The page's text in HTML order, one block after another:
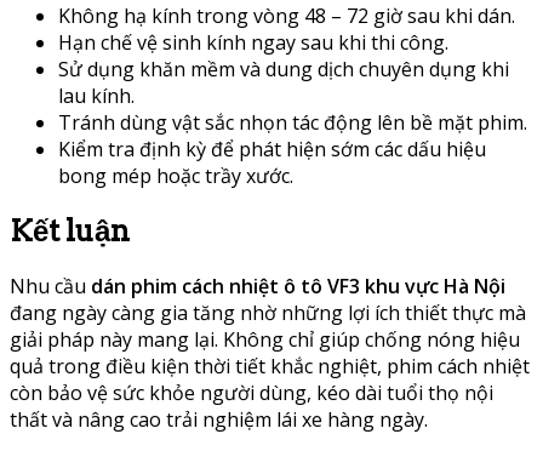
Không hạ kính trong vòng 48 – 72 giờ sau khi dán.
Hạn chế vệ sinh kính ngay sau khi thi công.
Sử dụng khăn mềm và dung dịch chuyên dụng khi
lau kính.
Tránh dùng vật sắc nhọn tác động lên bề mặt phim.
Kiểm tra định kỳ để phát hiện sớm các dấu hiệu
bong mép hoặc trầy xước.
Kết luận
Nhu cầu dán phim cách nhiệt ô tô VF3 khu vực Hà Nội
đang ngày càng gia tăng nhờ những lợi ích thiết thực mà
giải pháp này mang lại. Không chỉ giúp chống nóng hiệu
quả trong điều kiện thời tiết khắc nghiệt, phim cách nhiệt
còn bảo vệ sức khỏe người dùng, kéo dài tuổi thọ nội
thất và nâng cao trải nghiệm lái xe hàng ngày.